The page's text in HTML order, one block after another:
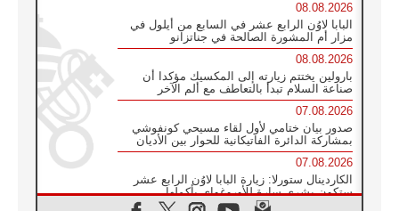
08.08.2026
البابا لاوُن الرابع عشر في السابع من أيلول في
مزار أم المشورة الصالحة في جناتزانو
08.08.2026
بارولين يختتم زيارته إلى المكسيك مؤكدا أن
صناعة السلام تبدأ بالتعاطف مع ألم الآخر
07.08.2026
صدور بيان ختامي لأول لقاء مسيحي كونفوشي
بمشاركة الدائرة الفاتيكانية للحوار بين الأديان
07.08.2026
الكاردينال ستورلا: زيارة البابا لاوُن الرابع عشر
ستكون بشرى سارة للأوروغواي بأكملها